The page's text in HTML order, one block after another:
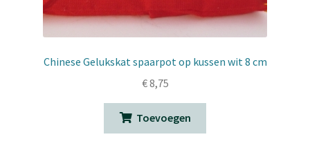
Chinese Gelukskat spaarpot op kussen wit 8 cm
€8,75
Toevoegen